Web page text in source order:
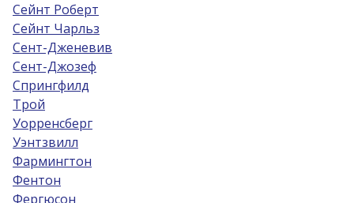
Сейнт Роберт
Сейнт Чарльз
Сент-Дженевив
Сент-Джозеф
Спрингфилд
Трой
Уорренсберг
Уэнтзвилл
Фармингтон
Фентон
Фергюсон